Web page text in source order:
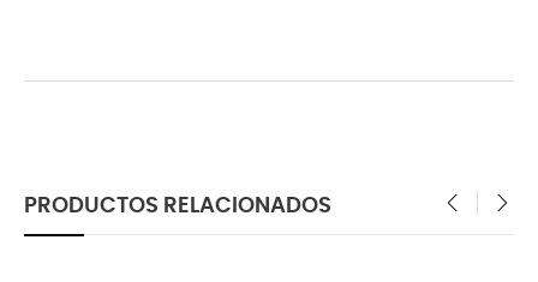
PRODUCTOS RELACIONADOS